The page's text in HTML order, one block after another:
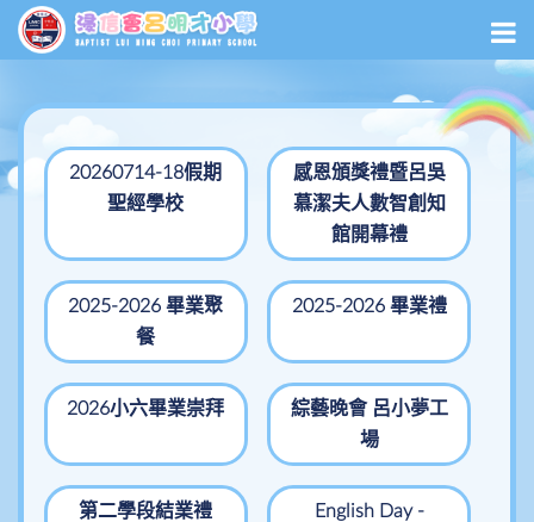
20260714-18假期
聖經學校
感恩頒獎禮暨呂吳
慕潔夫人數智創知
館開幕禮
2025-2026 畢業聚
餐
2025-2026 畢業禮
2026小六畢業崇拜
綜藝晚會 呂小夢工
場
第二學段結業禮
English Day -